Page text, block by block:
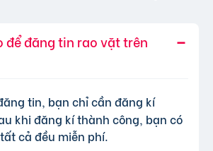
để đăng tin rao vặt trên
tin, bạn chỉ cần đăng kí
khi đăng kí thành công, bạn có
cả đều miễn phí.